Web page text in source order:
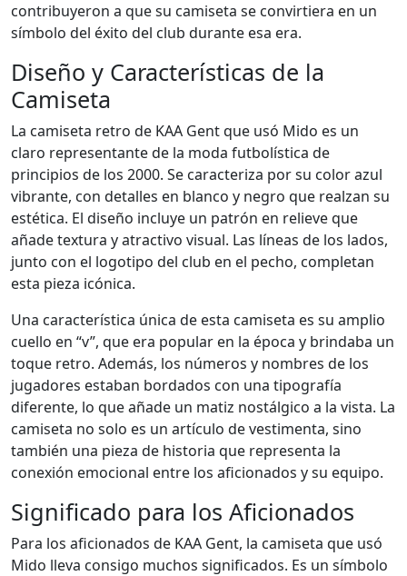
contribuyeron a que su camiseta se convirtiera en un
símbolo del éxito del club durante esa era.
Diseño y Características de la
Camiseta
La camiseta retro de KAA Gent que usó Mido es un
claro representante de la moda futbolística de
principios de los 2000. Se caracteriza por su color azul
vibrante, con detalles en blanco y negro que realzan su
estética. El diseño incluye un patrón en relieve que
añade textura y atractivo visual. Las líneas de los lados,
junto con el logotipo del club en el pecho, completan
esta pieza icónica.
Una característica única de esta camiseta es su amplio
cuello en “v”, que era popular en la época y brindaba un
toque retro. Además, los números y nombres de los
jugadores estaban bordados con una tipografía
diferente, lo que añade un matiz nostálgico a la vista. La
camiseta no solo es un artículo de vestimenta, sino
también una pieza de historia que representa la
conexión emocional entre los aficionados y su equipo.
Significado para los Aficionados
Para los aficionados de KAA Gent, la camiseta que usó
Mido lleva consigo muchos significados. Es un símbolo